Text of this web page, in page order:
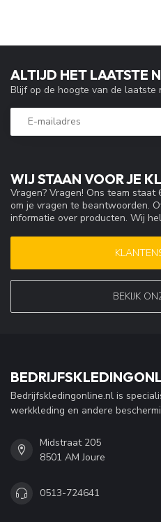
WIJ STAAN VOOR JE
Vragen? Vragen! Ons team
om je vragen te beantwoorden.
informatie over producten. Wij
BEKIJK
ALTIJD HET LAATSTE
Blijf op de hoogte van de laatste
Bedrijfskledingonline.nl is
werkkleding en andere
Midstraat 205
8501 AM Joure
0513-724641